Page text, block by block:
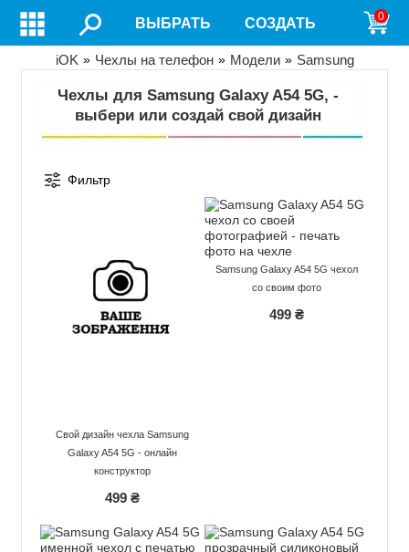
основному
содержанию
ВЫБРАТЬ СОЗДАТЬ 0
Строка
iOK Чехлы на телефон Модели Samsung
Чехлы для Samsung Galaxy A54 5G, -
выбери или создай свой дизайн
Фильтр
Свой дизайн чехла Samsung
Galaxy A54 5G - онлайн
конструктор
499 ₴
Samsung Galaxy A54 5G чехол
со своим фото
499 ₴